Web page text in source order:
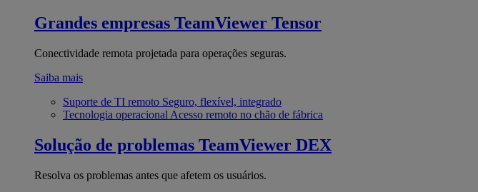
Grandes empresas TeamViewer Tensor
Conectividade remota projetada para operações seguras.
Saiba mais
Suporte de TI remoto Seguro, flexível, integrado
Tecnologia operacional Acesso remoto no chão de fábrica
Solução de problemas TeamViewer DEX
Resolva os problemas antes que afetem os usuários.